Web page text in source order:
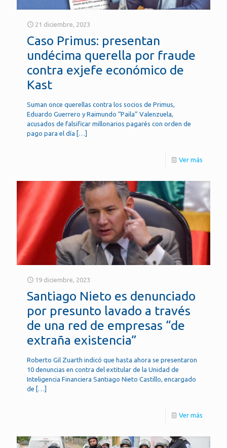
21 diciembre, 2023
Caso Primus: presentan
undécima querella por fraude
contra exjefe económico de
Kast
Suman once querellas contra los socios de Primus,
Eduardo Guerrero y Raimundo “Paila” Valenzuela,
acusados de falsificar millonarios pagarés con orden de
pago para el día […]
Ver más
19 diciembre, 2023
Santiago Nieto es denunciado
por presunto lavado a través
de una red de empresas “de
extraña existencia”
Roberto Gil Zuarth indicó que hasta ahora se presentaron
10 denuncias en contra del extitular de la Unidad de
Inteligencia Financiera Santiago Nieto Castillo, encargado
de […]
Ver más